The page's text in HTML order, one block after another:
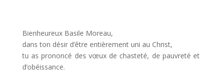
Bienheureux Basile Moreau,
dans ton désir d’être entièrement uni au Christ,
tu as prononcé des vœux de chasteté, de pauvreté et
d’obéissance.